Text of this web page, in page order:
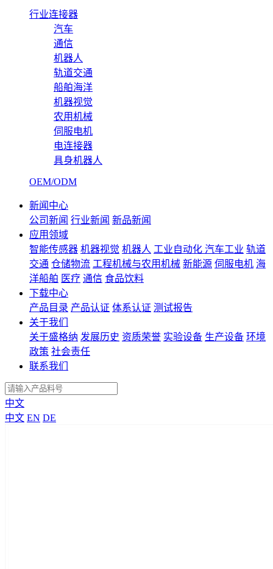
行业连接器
汽车
通信
机器人
轨道交通
船舶海洋
机器视觉
农用机械
伺服电机
电连接器
具身机器人
OEM/ODM
新闻中心
公司新闻 行业新闻 新品新闻
应用领域
智能传感器 机器视觉 机器人 工业自动化 汽车工业 轨道
交通 仓储物流 工程机械与农用机械 新能源 伺服电机 海
洋船舶 医疗 通信 食品饮料
下载中心
产品目录 产品认证 体系认证 测试报告
关于我们
关于盛格纳 发展历史 资质荣誉 实验设备 生产设备 环境
政策 社会责任
联系我们
中文
中文 EN DE